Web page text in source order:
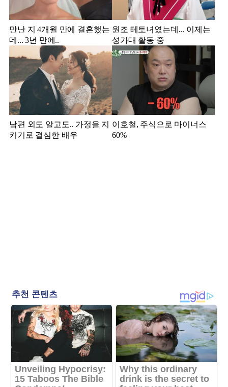
만난 지 4개월 만에 결혼했는
데... 3년 만에..
원조 테토녀였는데... 이제는
성가대 활동 중
남편 외도 알고도.. 가정을 지
키기로 결심한 배우
이호철, 주식으로 마이너스
60%